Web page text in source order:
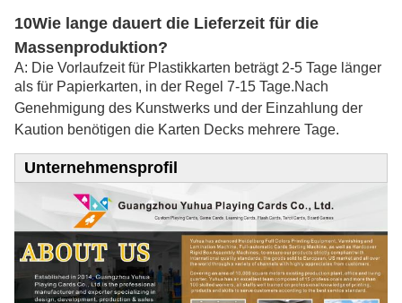
10Wie lange dauert die Lieferzeit für die
Massenproduktion?
A: Die Vorlaufzeit für Plastikkarten beträgt 2-5 Tage länger
als für Papierkarten, in der Regel 7-15 Tage.Nach
Genehmigung des Kunstwerks und der Einzahlung der
Kaution benötigen die Karten Decks mehrere Tage.
Unternehmensprofil